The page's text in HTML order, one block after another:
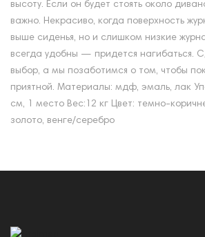
высоту. Если он будет стоять около
важно. Некрасиво, когда поверхность
выше сиденья, но и слишком низкие
всегда удобны — придется нагибаться.
выбор, а мы позаботимся о том, чтобы
приятной. Материалы: мдф, эмаль, лак
см, 1 место Вес:12 кг Цвет: темно-
золото, венге/серебро